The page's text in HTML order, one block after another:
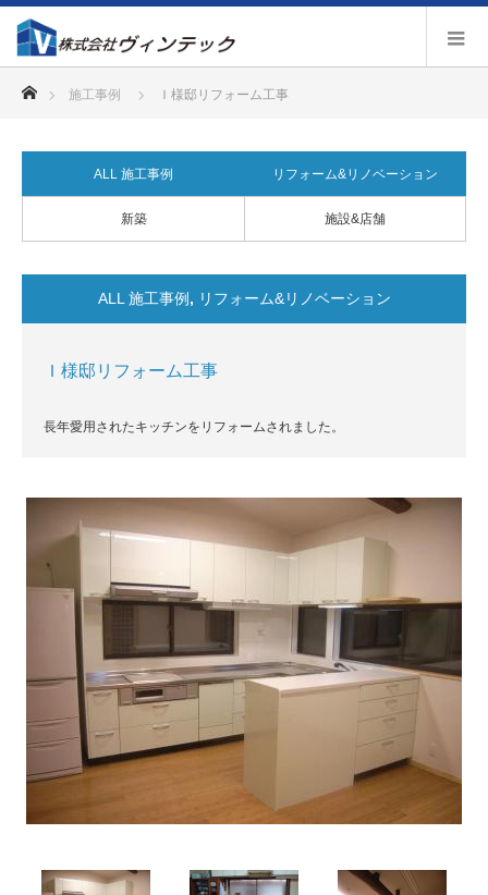
ホーム
施工事例 Ｉ様邸リフォーム工事
ALL 施工事例 リフォーム&リノベーション
新築 施設&店舗
ALL 施工事例 , リフォーム&リノベーション
Ｉ様邸リフォーム工事
長年愛用されたキッチンをリフォームされました。